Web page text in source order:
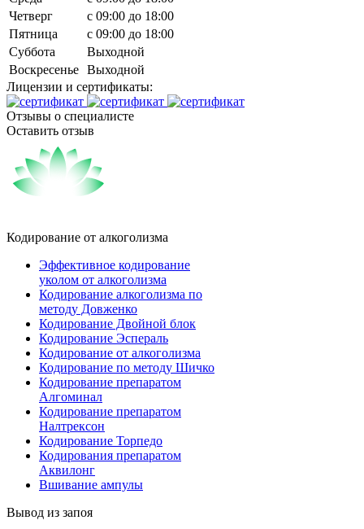
Четверг
c 09:00 до 18:00
Пятница
c 09:00 до 18:00
Суббота
Выходной
Воскресенье Выходной
Лицензии и сертификаты:
Отзывы о специалисте
Оставить отзыв
Кодирование от алкоголизма
Эффективное кодирование
уколом от алкоголизма
Кодирование алкоголизма по
методу Довженко
Кодирование Двойной блок
Кодирование Эспераль
Кодирование от алкоголизма
Кодирование по методу Шичко
Кодирование препаратом
Алгоминал
Кодирование препаратом
Налтрексон
Кодирование Торпедо
Кодирования препаратом
Аквилонг
Вшивание ампулы
Вывод из запоя